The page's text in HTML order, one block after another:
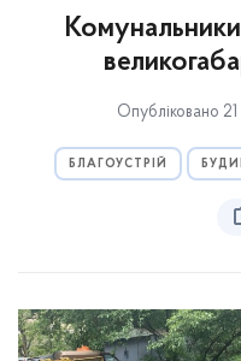
Опубліковано
БЛАГОУСТРІЙ